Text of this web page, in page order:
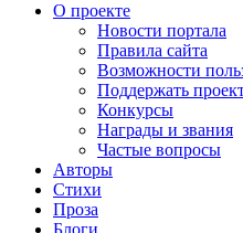
О проекте
Новости портала
Правила сайта
Возможности
Поддержать
Конкурсы
Награды и звания
Частые вопросы
Авторы
Стихи
Проза